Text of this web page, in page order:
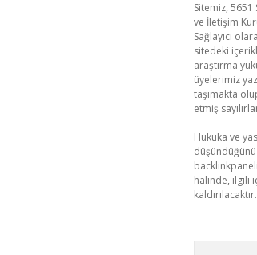
Sitemiz, 5651
ve İletişim
Sağlayıcı
sitedeki
araştırma
üyelerimiz
taşımakta
etmiş
Hukuka ve
halinde, ilgili
kaldırılacaktır.